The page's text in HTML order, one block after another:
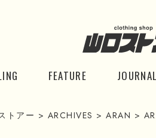
FEATURE JOURNAL
トアー > ARCHIVES > ARAN >